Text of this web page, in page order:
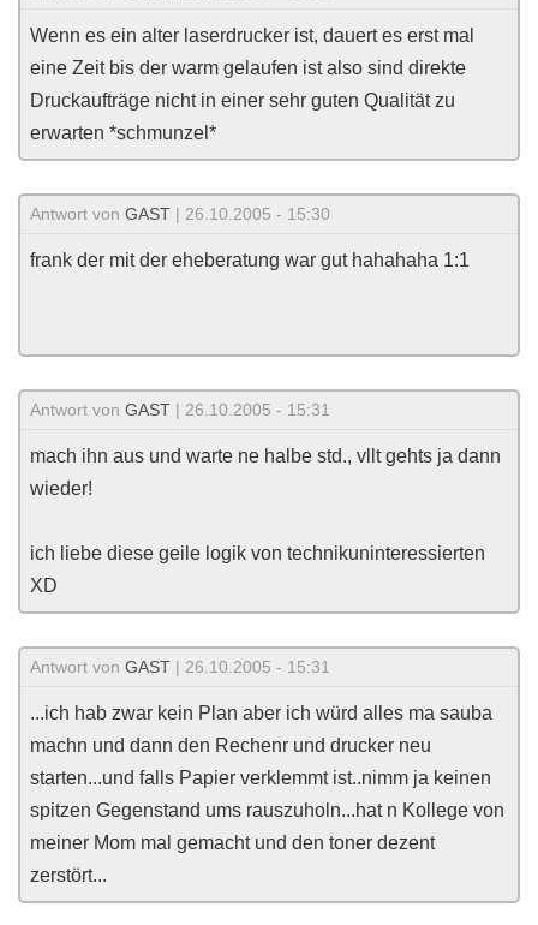
Wenn es ein alter laserdrucker ist, dauert es erst mal
eine Zeit bis der warm gelaufen ist also sind direkte
Druckaufträge nicht in einer sehr guten Qualität zu
erwarten *schmunzel*
Antwort von GAST | 26.10.2005 - 15:30
frank der mit der eheberatung war gut hahahaha 1:1
Antwort von GAST | 26.10.2005 - 15:31
mach ihn aus und warte ne halbe std., vllt gehts ja dann
wieder!
ich liebe diese geile logik von technikuninteressierten
XD
Antwort von GAST | 26.10.2005 - 15:31
...ich hab zwar kein Plan aber ich würd alles ma sauba
machn und dann den Rechenr und drucker neu
starten...und falls Papier verklemmt ist..nimm ja keinen
spitzen Gegenstand ums rauszuholn...hat n Kollege von
meiner Mom mal gemacht und den toner dezent
zerstört...